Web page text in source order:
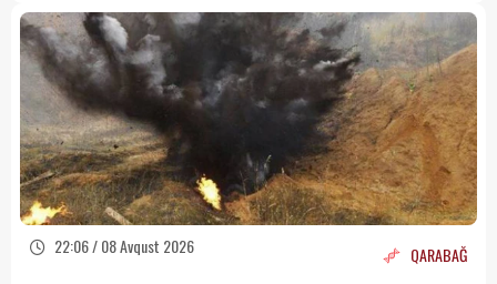
22:06 / 08 Avqust 2026 QARABAĞ